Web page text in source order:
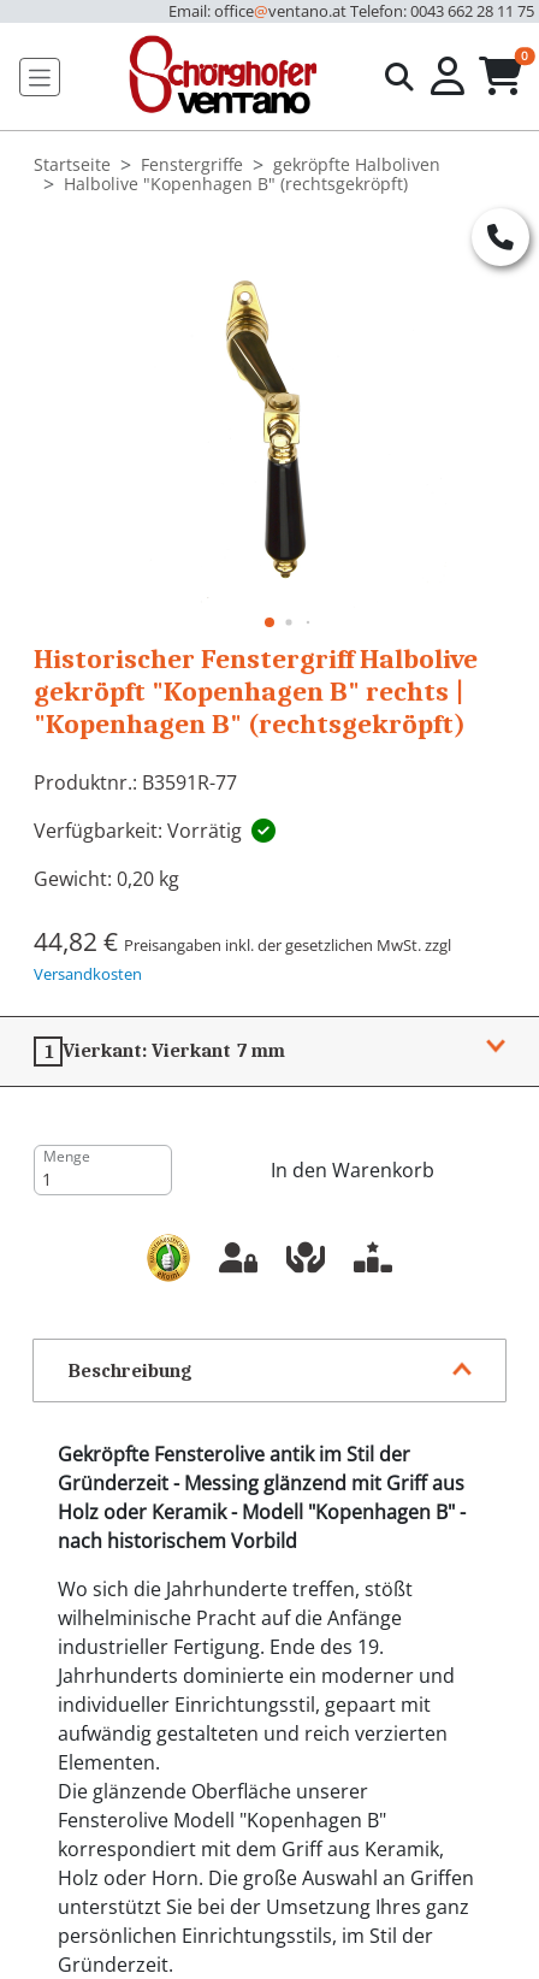
Email: office@ventano.atTelefon: 0043 662 28 11 75
0
Startseite Fenstergriffe
gekröpfte Halboliven
Halbolive "Kopenhagen B" (rechtsgekröpft)
Historischer Fenstergriff Halbolive
gekröpft "Kopenhagen B" rechts |
"Kopenhagen B" (rechtsgekröpft)
Produktnr.: B3591R-77
Verfügbarkeit: Vorrätig
Gewicht: 0,20 kg
44,82 € Preisangaben inkl. der gesetzlichen MwSt. zzgl
Versandkosten
1 Vierkant:Vierkant 7 mm
Menge
In den Warenkorb
Beschreibung
Gekröpfte Fensterolive antik im Stil der
Gründerzeit - Messing glänzend mit Griff aus
Holz oder Keramik - Modell "Kopenhagen B" -
nach historischem Vorbild
Wo sich die Jahrhunderte treffen, stößt
wilhelminische Pracht auf die Anfänge
industrieller Fertigung. Ende des 19.
Jahrhunderts dominierte ein moderner und
individueller Einrichtungsstil, gepaart mit
aufwändig gestalteten und reich verzierten
Elementen.
Die glänzende Oberfläche unserer
Fensterolive Modell "Kopenhagen B"
korrespondiert mit dem Griff aus Keramik,
Holz oder Horn. Die große Auswahl an Griffen
unterstützt Sie bei der Umsetzung Ihres ganz
persönlichen Einrichtungsstils, im Stil der
Gründerzeit.